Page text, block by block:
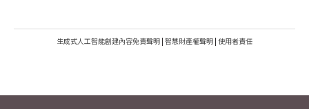
生成式人工智能創建內容免責聲明 | 智慧財產權聲明 | 使用者責任